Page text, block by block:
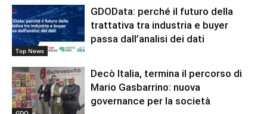
Top News
GDOData: perché il futuro della
trattativa tra industria e buyer
passa dall’analisi dei dati
Decò Italia, termina il percorso di
Mario Gasbarrino: nuova
governance per la società